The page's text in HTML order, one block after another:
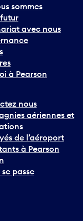
sommes
avec nous
à Pearson
nous
aériennes et
de l’aéroport
à Pearson
passe